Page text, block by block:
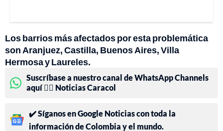
Los barrios más afectados por esta problemática
son Aranjuez, Castilla, Buenos Aires, Villa
Hermosa y Laureles.
Suscríbase a nuestro canal de WhatsApp Channels
aquí 👉🏻 Noticias Caracol
✔️ Síganos en Google Noticias con toda la
información de Colombia y el mundo.